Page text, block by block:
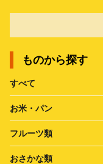
ものから探す
すべて
お米・パン
フルーツ類
おさかな類